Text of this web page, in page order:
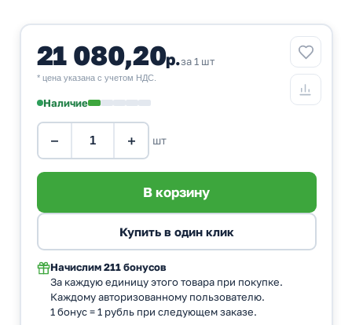
21 080,20р.за 1 шт
* цена указана с учетом НДС.
Наличие
− + шт
Начислим 211 бонусов
За каждую единицу этого товара при покупке.
Каждому авторизованному пользователю.
1 бонус = 1 рубль при следующем заказе.